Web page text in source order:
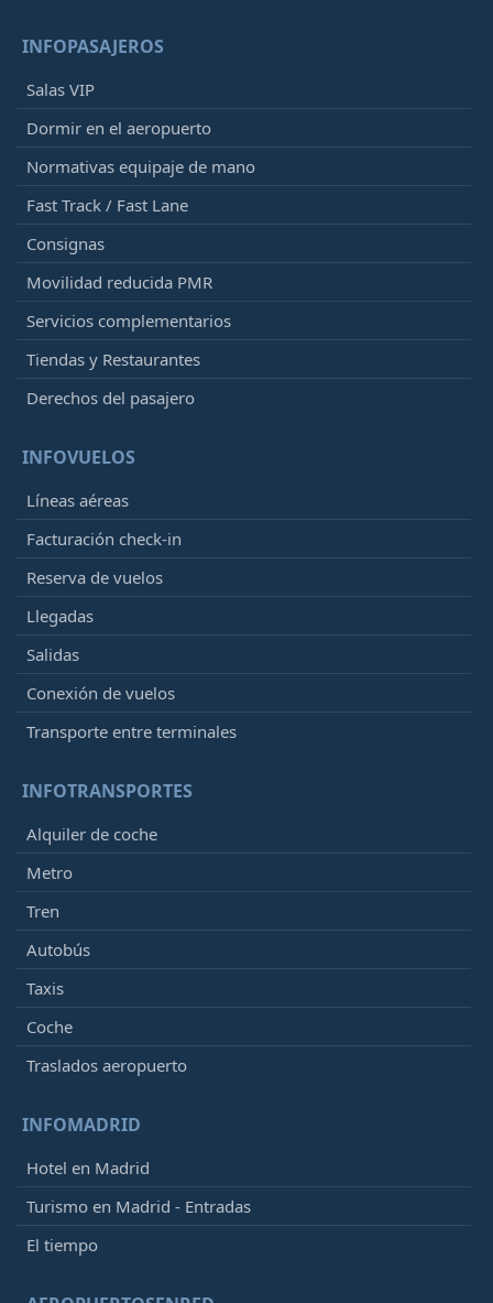
INFOPASAJEROS
Salas VIP
Dormir en el aeropuerto
Normativas equipaje de mano
Fast Track / Fast Lane
Consignas
Movilidad reducida PMR
Servicios complementarios
Tiendas y Restaurantes
Derechos del pasajero
INFOVUELOS
Líneas aéreas
Facturación check-in
Reserva de vuelos
Llegadas
Salidas
Conexión de vuelos
Transporte entre terminales
INFOTRANSPORTES
Alquiler de coche
Metro
Tren
Autobús
Taxis
Coche
Traslados aeropuerto
INFOMADRID
Hotel en Madrid
Turismo en Madrid - Entradas
El tiempo